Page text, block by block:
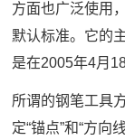
方面也广泛使用
默认标准。它的
是在2005年4月
所谓的钢笔工具
定“锚点”和“方向